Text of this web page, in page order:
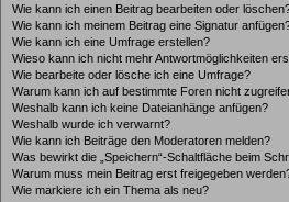
Wie kann ich einen Beitrag bearbeiten oder
Wie kann ich meinem Beitrag eine Signatur
Wie kann ich eine Umfrage erstellen?
Wieso kann ich nicht mehr Antwortmöglichkeiten
Wie bearbeite oder lösche ich eine Umfrage?
Warum kann ich auf bestimmte Foren nicht
Weshalb kann ich keine Dateianhänge anfügen?
Weshalb wurde ich verwarnt?
Wie kann ich Beiträge den Moderatoren melden?
Was bewirkt die „Speichern“-Schaltfläche beim
Warum muss mein Beitrag erst freigegeben
Wie markiere ich ein Thema als neu?